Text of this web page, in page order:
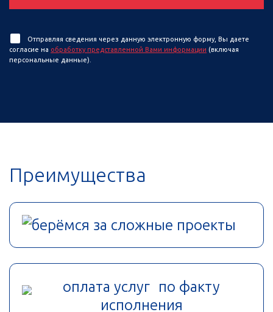
Отправляя сведения через данную электронную форму, Вы даете
согласие на обработку представленной Вами информации (включая
персональные данные).
Преимущества
берёмся за сложные проекты
оплата услуг по факту
исполнения